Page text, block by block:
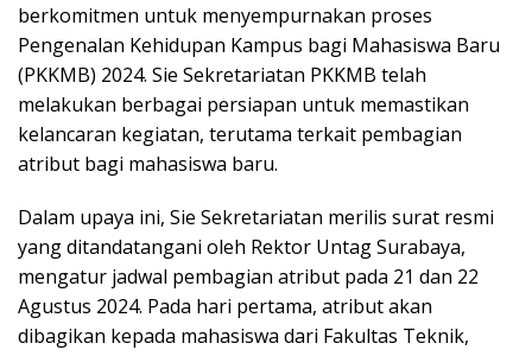
berkomitmen untuk menyempurnakan proses
Pengenalan Kehidupan Kampus bagi Mahasiswa Baru
(PKKMB) 2024. Sie Sekretariatan PKKMB telah
melakukan berbagai persiapan untuk memastikan
kelancaran kegiatan, terutama terkait pembagian
atribut bagi mahasiswa baru.
Dalam upaya ini, Sie Sekretariatan merilis surat resmi
yang ditandatangani oleh Rektor Untag Surabaya,
mengatur jadwal pembagian atribut pada 21 dan 22
Agustus 2024. Pada hari pertama, atribut akan
dibagikan kepada mahasiswa dari Fakultas Teknik,